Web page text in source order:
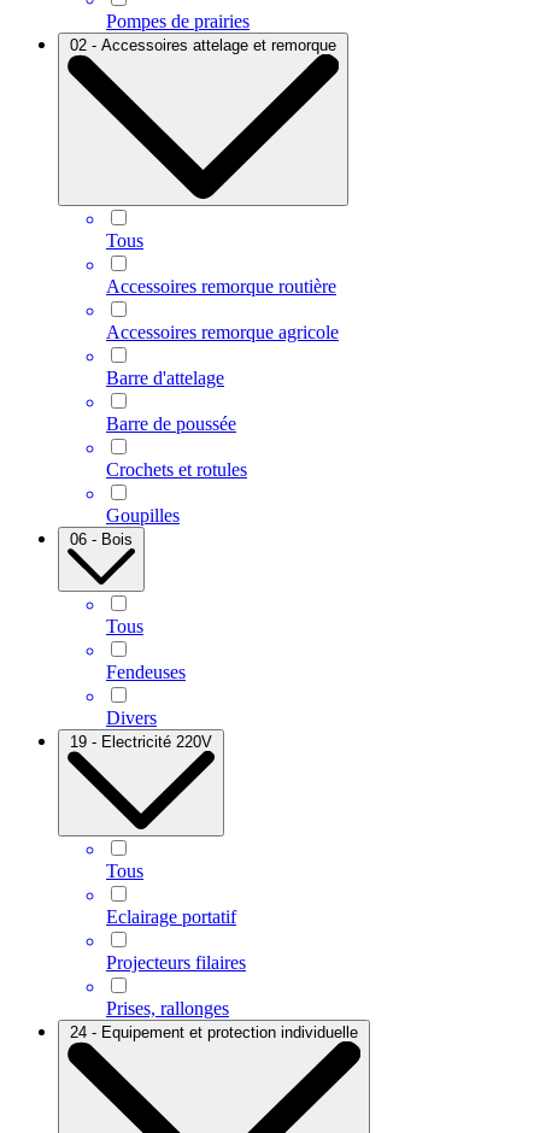
Pompes de prairies
02 - Accessoires attelage et remorque
Tous
Accessoires remorque routière
Accessoires remorque agricole
Barre d'attelage
Barre de poussée
Crochets et rotules
Goupilles
06 - Bois
Tous
Fendeuses
Divers
19 - Electricité 220V
Tous
Eclairage portatif
Projecteurs filaires
Prises, rallonges
24 - Equipement et protection individuelle